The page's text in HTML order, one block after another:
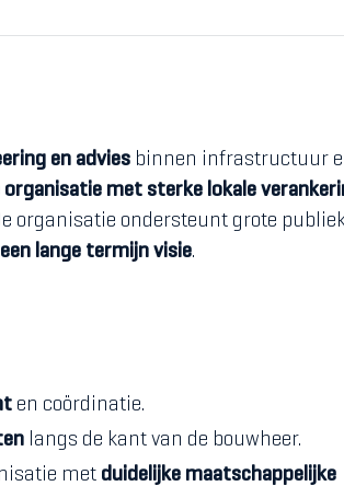
en advies binnen infrastructuur
met sterke lokale
organisatie ondersteunt grote
lange termijn visie.
en coördinatie.
langs de kant van de bouwheer.
met duidelijke maatschappelijke